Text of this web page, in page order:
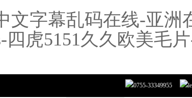
文字幕乱码在线-亚洲
虎5151久久欧美毛
0755-33349955